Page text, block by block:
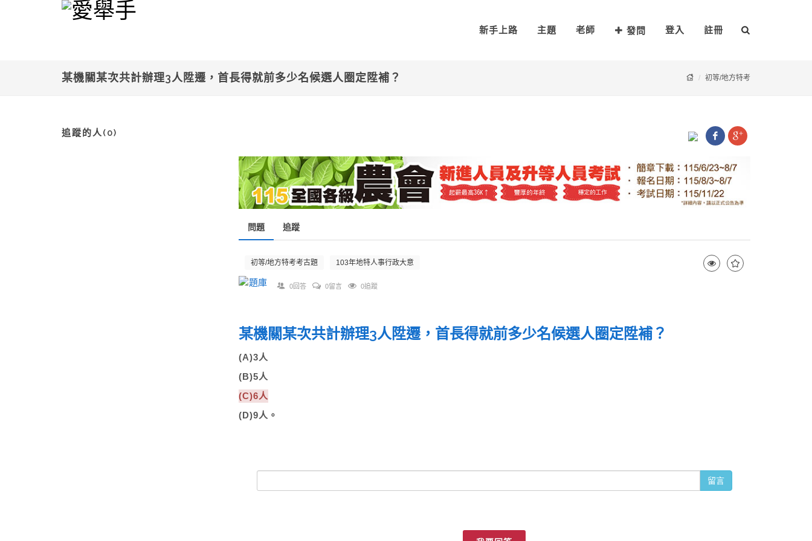
新手上路 主題 老師 發問 登入 註冊
某機關某次共計辦理3人陞遷，首長得就前多少名候選人圈定陞補？ 初等/地方特考
追蹤的人(0)
問題 追蹤
初等/地方特考考古題 103年地特人事行政大意
0回答 0留言 0追蹤
某機關某次共計辦理3人陞遷，首長得就前多少名候選人圈定陞補？
(A)3人
(B)5人
(C)6人
(D)9人。
留言